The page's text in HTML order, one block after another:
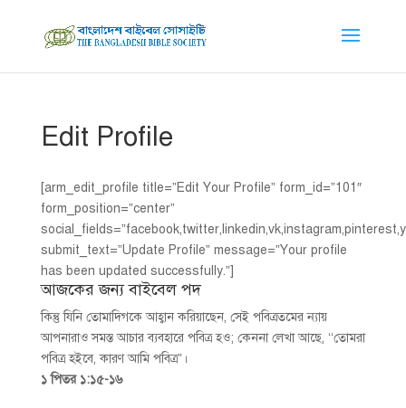
Edit Profile
[arm_edit_profile title=”Edit Your Profile” form_id=”101″
form_position=”center”
submit_text=”Update Profile” message=”Your profile
has been updated successfully.”]
আজকের জন্য বাইবেল পদ
কিন্তু যিনি তোমাদিগকে আহ্বান করিয়াছেন, সেই পবিত্রতমের ন্যায়
আপনারাও সমস্ত আচার ব্যবহারে পবিত্র হও; কেননা লেখা আছে, ‘‘তোমরা
পবিত্র হইবে, কারণ আমি পবিত্র”।
১ পিতর ১:১৫-১৬